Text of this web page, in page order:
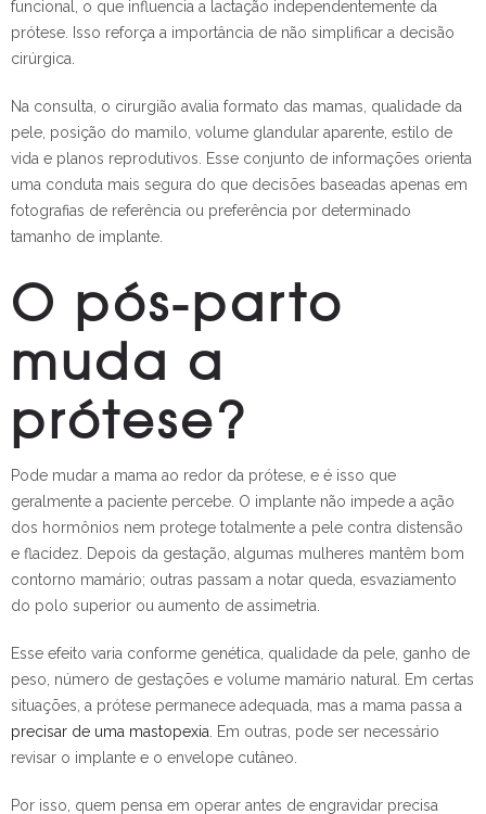
funcional, o que influencia a lactação independentemente da
prótese. Isso reforça a importância de não simplificar a decisão
cirúrgica.
Na consulta, o cirurgião avalia formato das mamas, qualidade da
pele, posição do mamilo, volume glandular aparente, estilo de
vida e planos reprodutivos. Esse conjunto de informações orienta
uma conduta mais segura do que decisões baseadas apenas em
fotografias de referência ou preferência por determinado
tamanho de implante.
O pós-parto
muda a
prótese?
Pode mudar a mama ao redor da prótese, e é isso que
geralmente a paciente percebe. O implante não impede a ação
dos hormônios nem protege totalmente a pele contra distensão
e flacidez. Depois da gestação, algumas mulheres mantêm bom
contorno mamário; outras passam a notar queda, esvaziamento
do polo superior ou aumento de assimetria.
Esse efeito varia conforme genética, qualidade da pele, ganho de
peso, número de gestações e volume mamário natural. Em certas
situações, a prótese permanece adequada, mas a mama passa a
precisar de uma mastopexia . Em outras, pode ser necessário
revisar o implante e o envelope cutâneo.
Por isso, quem pensa em operar antes de engravidar precisa